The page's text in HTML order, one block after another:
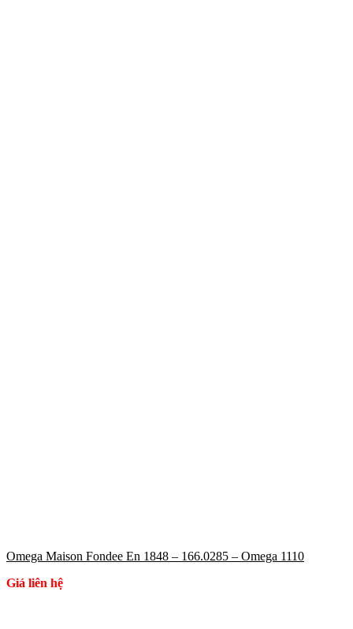
Omega Maison Fondee En 1848 – 166.0285 – Omega 1110
Giá liên hệ